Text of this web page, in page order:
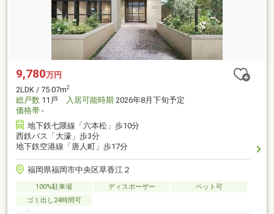
9,780万円
2LDK / 75.07m2
総戸数 11戸 入居可能時期 2026年8月下旬予定
価格帯 -
地下鉄七隈線「六本松」歩10分
西鉄バス「大濠」歩3分
地下鉄空港線「唐人町」歩17分
福岡県福岡市中央区草香江２
100%駐車場 ディスポーザー
ペット可
ゴミ出し24時間可